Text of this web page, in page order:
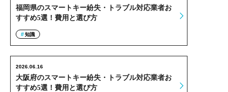
福岡県のスマートキー紛失・トラブル対応業者お
すすめ5選！費用と選び方
知識
大阪府のスマートキー紛失・トラブル対応業者お
すすめ5選！費用と選び方
2026.06.16